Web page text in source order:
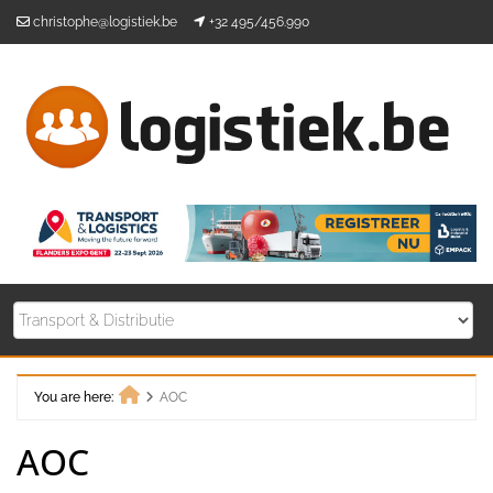
christophe@logistiek.be +32 495/456.990
You are here:
AOC
AOC